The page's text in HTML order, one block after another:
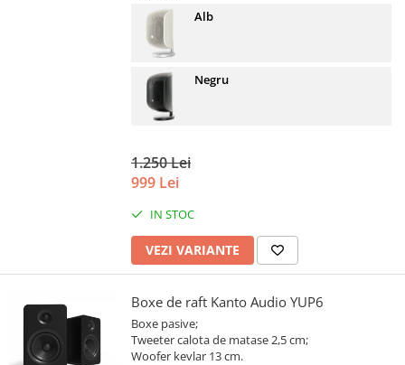
Alb
Negru
1.250 Lei
999 Lei
IN STOC
VEZI VARIANTE
Boxe de raft Kanto Audio YUP6
Boxe pasive;
Tweeter calota de matase 2,5 cm;
Woofer kevlar 13 cm.